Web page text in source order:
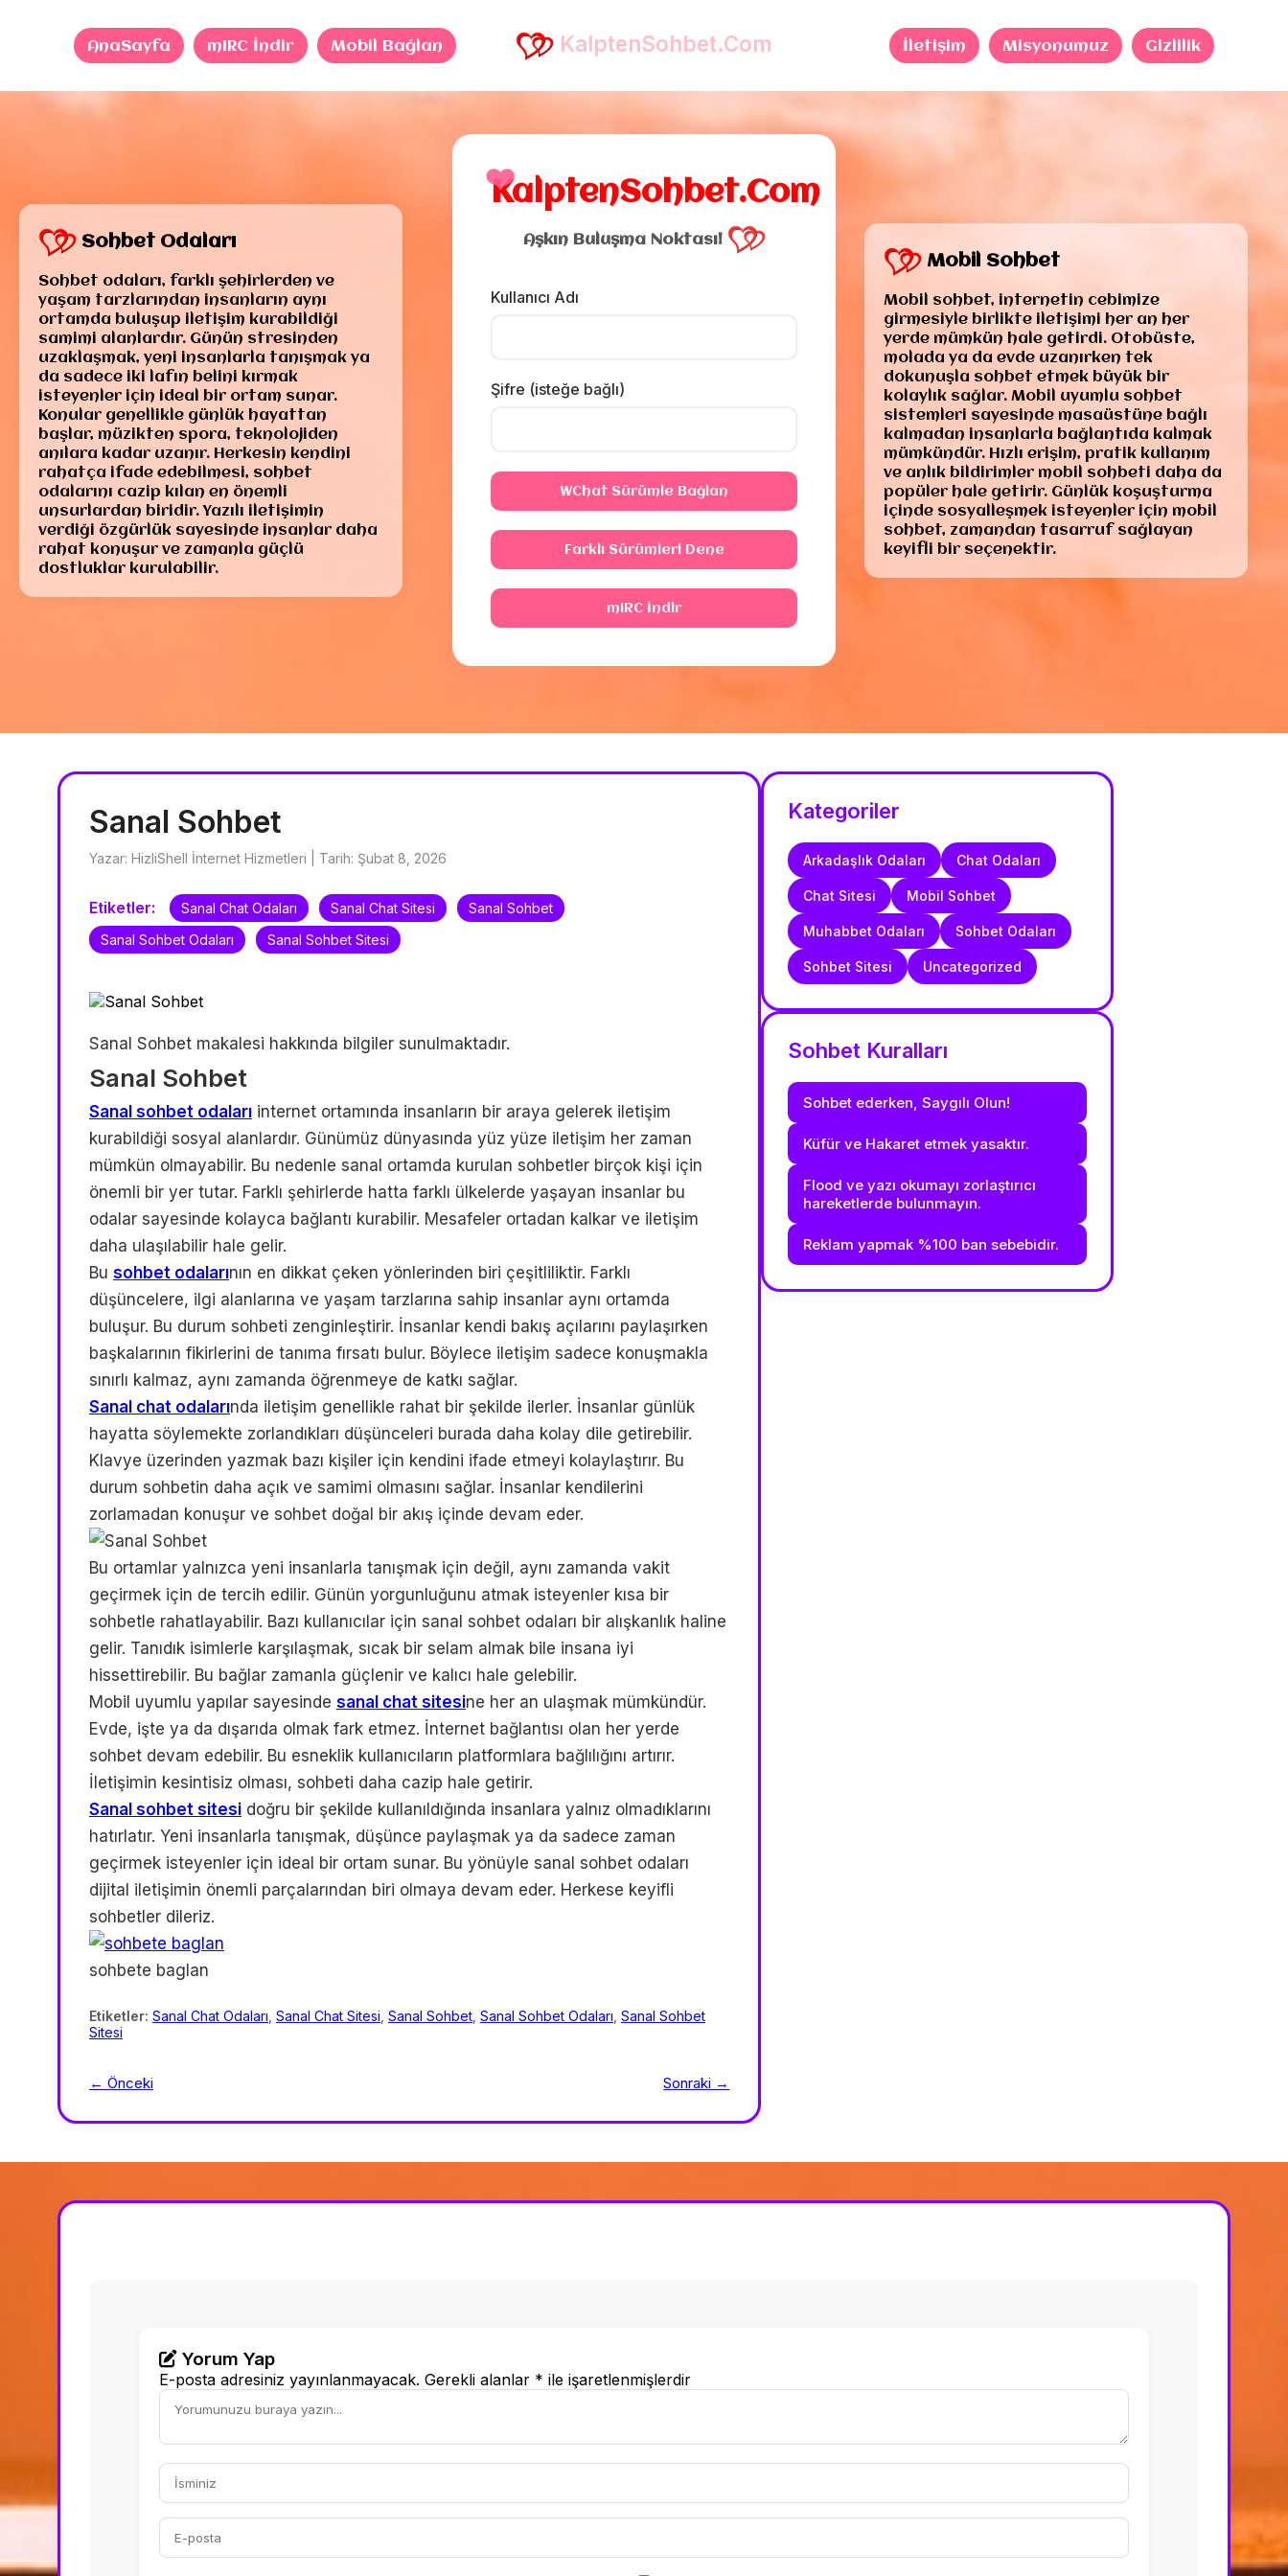
AnaSayfa mIRC İndir Mobil Bağlan KalptenSohbet.Com İletişim Misyonumuz Gizlilik
Sohbet Odaları
Sohbet odaları, farklı şehirlerden ve
yaşam tarzlarından insanların aynı
ortamda buluşup iletişim kurabildiği
samimi alanlardır. Günün stresinden
uzaklaşmak, yeni insanlarla tanışmak ya
da sadece iki lafın belini kırmak
isteyenler için ideal bir ortam sunar.
Konular genellikle günlük hayattan
başlar, müzikten spora, teknolojiden
anılara kadar uzanır. Herkesin kendini
rahatça ifade edebilmesi, sohbet
odalarını cazip kılan en önemli
unsurlardan biridir. Yazılı iletişimin
verdiği özgürlük sayesinde insanlar daha
rahat konuşur ve zamanla güçlü
dostluklar kurulabilir.
❤️
KalptenSohbet.Com
Aşkın Buluşma Noktası!
Kullanıcı Adı
Şifre (isteğe bağlı)
WChat Sürümle Bağlan
Farklı Sürümleri Dene
mIRC İndir
Mobil Sohbet
Mobil sohbet, internetin cebimize
girmesiyle birlikte iletişimi her an her
yerde mümkün hale getirdi. Otobüste,
molada ya da evde uzanırken tek
dokunuşla sohbet etmek büyük bir
kolaylık sağlar. Mobil uyumlu sohbet
sistemleri sayesinde masaüstüne bağlı
kalmadan insanlarla bağlantıda kalmak
mümkündür. Hızlı erişim, pratik kullanım
ve anlık bildirimler mobil sohbeti daha da
popüler hale getirir. Günlük koşuşturma
içinde sosyalleşmek isteyenler için mobil
sohbet, zamandan tasarruf sağlayan
keyifli bir seçenektir.
Sanal Sohbet
Yazar: HizliShell İnternet Hizmetleri | Tarih: Şubat 8, 2026
Etiketler: Sanal Chat Odaları Sanal Chat Sitesi
Sanal Sohbet
Sanal Sohbet Odaları
Sanal Sohbet Sitesi
Sanal Sohbet makalesi hakkında bilgiler sunulmaktadır.
Sanal Sohbet
Sanal sohbet odaları internet ortamında insanların bir araya gelerek iletişim
kurabildiği sosyal alanlardır. Günümüz dünyasında yüz yüze iletişim her zaman
mümkün olmayabilir. Bu nedenle sanal ortamda kurulan sohbetler birçok kişi için
önemli bir yer tutar. Farklı şehirlerde hatta farklı ülkelerde yaşayan insanlar bu
odalar sayesinde kolayca bağlantı kurabilir. Mesafeler ortadan kalkar ve iletişim
daha ulaşılabilir hale gelir.
Bu sohbet odalarının en dikkat çeken yönlerinden biri çeşitliliktir. Farklı
düşüncelere, ilgi alanlarına ve yaşam tarzlarına sahip insanlar aynı ortamda
buluşur. Bu durum sohbeti zenginleştirir. İnsanlar kendi bakış açılarını paylaşırken
başkalarının fikirlerini de tanıma fırsatı bulur. Böylece iletişim sadece konuşmakla
sınırlı kalmaz, aynı zamanda öğrenmeye de katkı sağlar.
Sanal chat odalarında iletişim genellikle rahat bir şekilde ilerler. İnsanlar günlük
hayatta söylemekte zorlandıkları düşünceleri burada daha kolay dile getirebilir.
Klavye üzerinden yazmak bazı kişiler için kendini ifade etmeyi kolaylaştırır. Bu
durum sohbetin daha açık ve samimi olmasını sağlar. İnsanlar kendilerini
zorlamadan konuşur ve sohbet doğal bir akış içinde devam eder.
Bu ortamlar yalnızca yeni insanlarla tanışmak için değil, aynı zamanda vakit
geçirmek için de tercih edilir. Günün yorgunluğunu atmak isteyenler kısa bir
sohbetle rahatlayabilir. Bazı kullanıcılar için sanal sohbet odaları bir alışkanlık haline
gelir. Tanıdık isimlerle karşılaşmak, sıcak bir selam almak bile insana iyi
hissettirebilir. Bu bağlar zamanla güçlenir ve kalıcı hale gelebilir.
Mobil uyumlu yapılar sayesinde sanal chat sitesine her an ulaşmak mümkündür.
Evde, işte ya da dışarıda olmak fark etmez. İnternet bağlantısı olan her yerde
sohbet devam edebilir. Bu esneklik kullanıcıların platformlara bağlılığını artırır.
İletişimin kesintisiz olması, sohbeti daha cazip hale getirir.
Sanal sohbet sitesi doğru bir şekilde kullanıldığında insanlara yalnız olmadıklarını
hatırlatır. Yeni insanlarla tanışmak, düşünce paylaşmak ya da sadece zaman
geçirmek isteyenler için ideal bir ortam sunar. Bu yönüyle sanal sohbet odaları
dijital iletişimin önemli parçalarından biri olmaya devam eder. Herkese keyifli
sohbetler dileriz.
sohbete baglan
Etiketler: Sanal Chat Odaları Sanal Chat Sitesi Sanal Sohbet Sanal Sohbet Odaları Sanal Sohbet
Sitesi
← Önceki Sonraki →
Kategoriler
Arkadaşlık Odaları Chat Odaları
Chat Sitesi Mobil Sohbet
Muhabbet Odaları Sohbet Odaları
Sohbet Sitesi Uncategorized
Sohbet Kuralları
Sohbet ederken, Saygılı Olun!
Küfür ve Hakaret etmek yasaktır.
Flood ve yazı okumayı zorlaştırıcı
hareketlerde bulunmayın.
Reklam yapmak %100 ban sebebidir.
Yorum Yap
E-posta adresiniz yayınlanmayacak. Gerekli alanlar * ile işaretlenmişlerdir